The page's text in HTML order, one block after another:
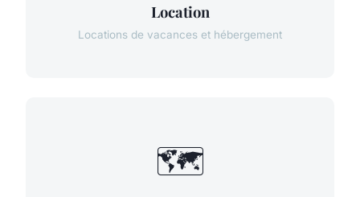
Location
Locations de vacances et hébergement
🗺️